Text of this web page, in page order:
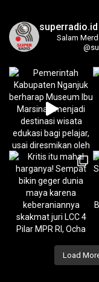
superradio.id
Salam
Load